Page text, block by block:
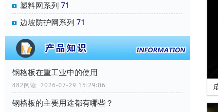
塑料网系列 71
边坡防护网系列 71
钢格板在重工业中的使用
482阅读 2026-07-29 15:29:06
钢格板的主要用途都有哪些？